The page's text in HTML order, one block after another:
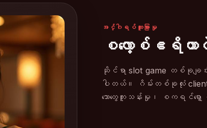
အင်္ဂါရပ်ထူးခြားမှု
စလော့စ်ဧရိယာထဲ
ဆိုင်ရာ slot game တစ်ခုချင်
ပါတယ်။ ဂိမ်းတစ်ခုလုံး client
သောတွေကူးသန်းမှု၊ စကရင်